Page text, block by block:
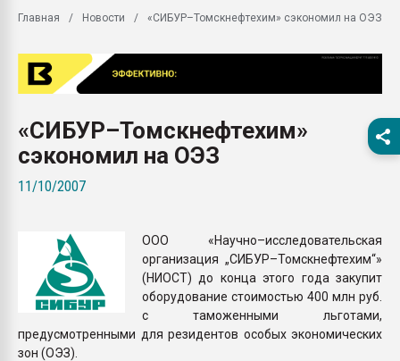
заводу пластмасс"
Вакуум-формовочные
ближайшее
Подмосковье, Москва
28.07.2026
ситуацией на
ПЕРЕЙТИ НА
Главная Новости «СИБУР–Томскнефтехим» сэкономил на ОЭЗ
«СИБУР–Томскнефтехим»
сэкономил на ОЭЗ
11/10/2007
ООО «Научно–исследовательская
организация „СИБУР–Томскнефтехим“»
(НИОСТ) до конца этого года закупит
оборудование стоимостью 400 млн руб.
с таможенными льготами,
предусмотренными для резидентов особых экономических
зон (ОЭЗ).